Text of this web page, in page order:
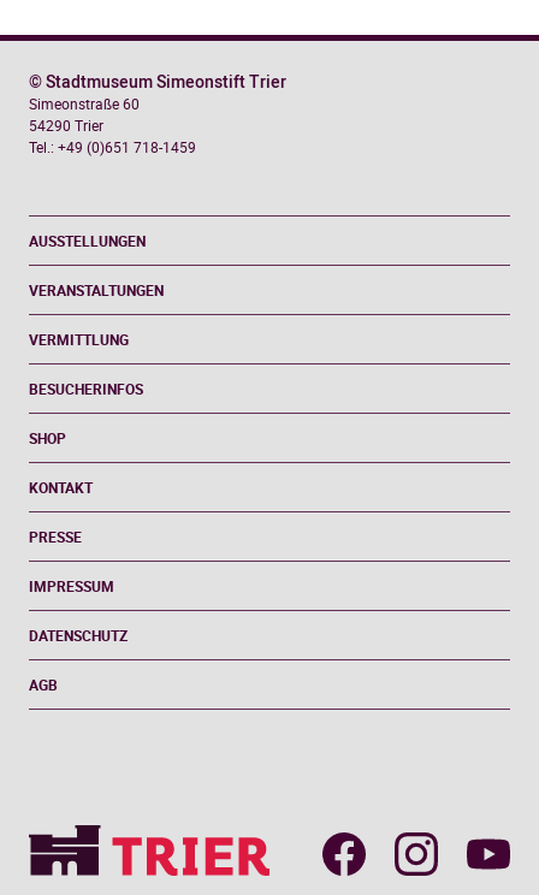
AUSSTELLUNGEN
VERANSTALTUNGEN
VERMITTLUNG
BESUCHERINFOS
SHOP
KONTAKT
PRESSE
IMPRESSUM
DATENSCHUTZ
AGB
© Stadtmuseum Simeonstift Trier
Simeonstraße 60
54290 Trier
Tel.: +49 (0)651 718-1459